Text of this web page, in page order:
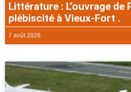
Littérature : L’ouvrage de
plébiscité à Vieux-Fort .
7 août 2026